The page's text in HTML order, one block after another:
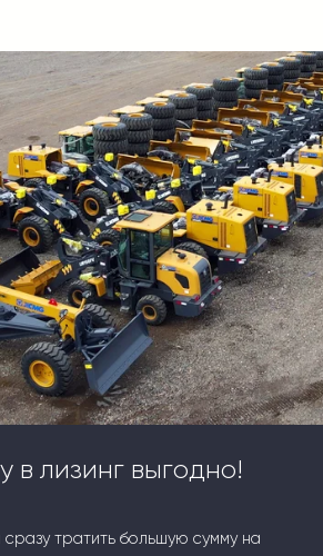
в лизинг выгодно!
тратить большую сумму на